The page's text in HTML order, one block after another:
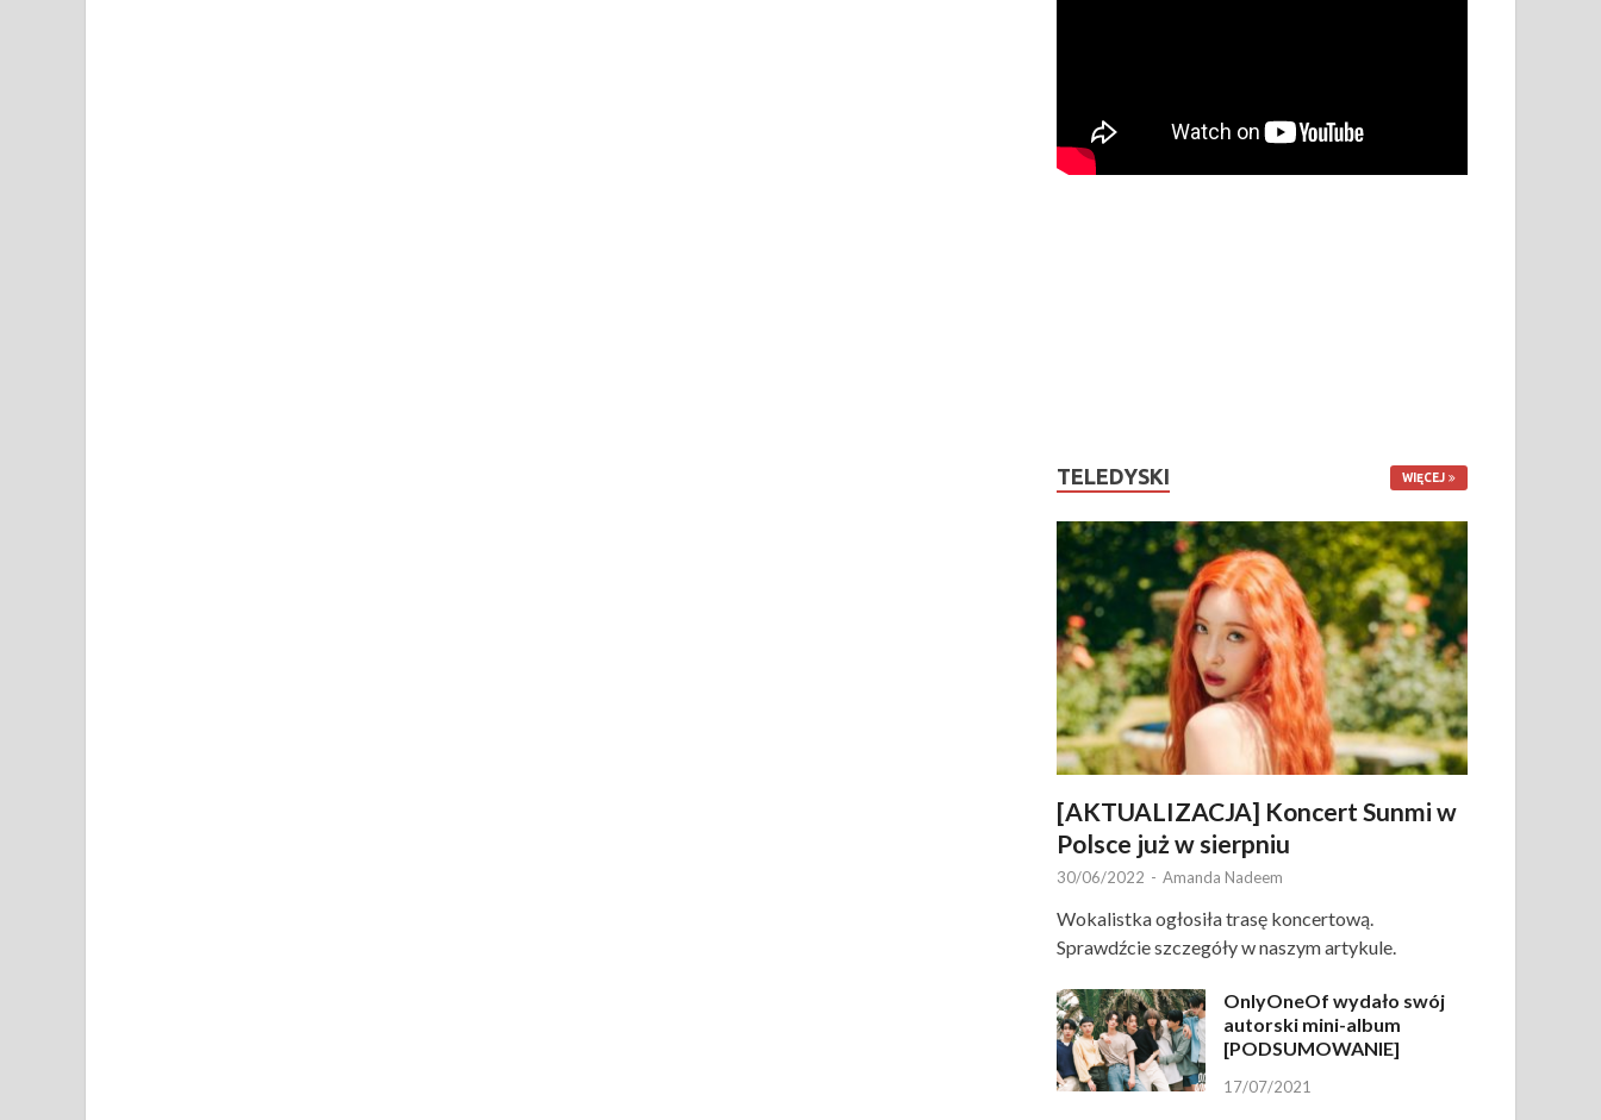
TELEDYSKI WIĘCEJ
[AKTUALIZACJA] Koncert Sunmi w
Polsce już w sierpniu
30/06/2022 - Amanda Nadeem
Wokalistka ogłosiła trasę koncertową.
Sprawdźcie szczegóły w naszym artykule.
OnlyOneOf wydało swój
autorski mini-album
[PODSUMOWANIE]
17/07/2021